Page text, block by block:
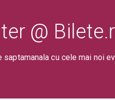
@
cu cele mai noi